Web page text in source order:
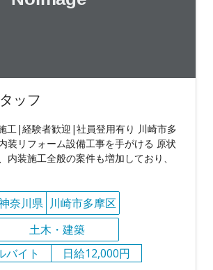
ッフ
工|経験者歓迎|社員登用有り 川崎市多
装リフォーム設備工事を手がける 原状
内装施工全般の案件も増加しており、
奈川県 川崎市多摩区
土木・建築
バイト
日給12,000円